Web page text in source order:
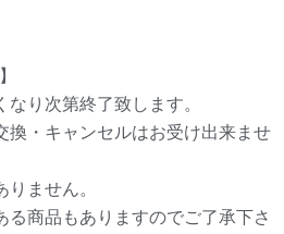
り次第終了致します。
換・キャンセルはお受け出来ませ
ません。
る商品もありますのでご了承下さ